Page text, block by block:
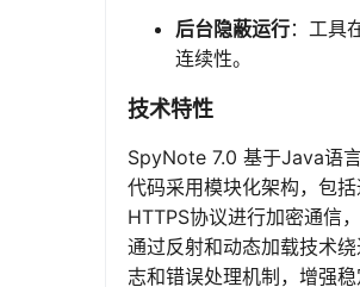
后台隐蔽运行：工具
连续性。
技术特性
SpyNote 7.0 基于Java语
代码采用模块化架构，包
HTTPS协议进行加密通信
通过反射和动态加载技术
志和错误处理机制，增强稳